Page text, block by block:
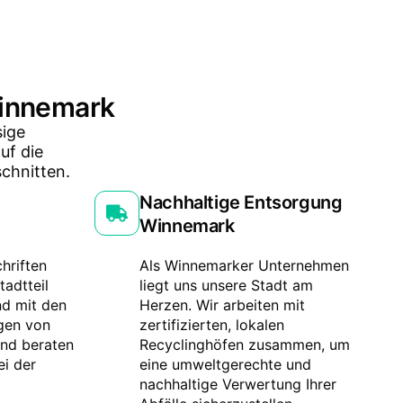
die
mit den
von
beraten
der
Nachhaltige Entsorgung
Winnemark
Als Winnemarker Unternehmen
liegt uns unsere Stadt am
Herzen. Wir arbeiten mit
zertifizierten, lokalen
Recyclinghöfen zusammen, um
eine umweltgerechte und
nachhaltige Verwertung Ihrer